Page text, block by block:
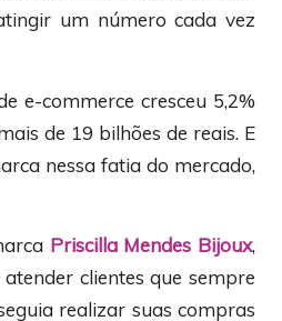
um número cada vez
e-commerce cresceu 5,2%
de 19 bilhões de reais. E
nessa fatia do mercado,
Priscilla Mendes Bijoux,
clientes que sempre
realizar suas compras